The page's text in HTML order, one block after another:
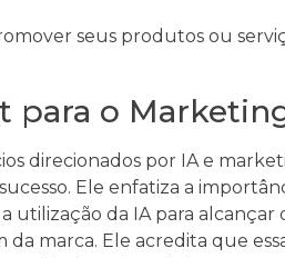
seus produtos ou
para o
direcionados por IA e
Ele enfatiza a
utilização da IA para alcançar
marca. Ele acredita que